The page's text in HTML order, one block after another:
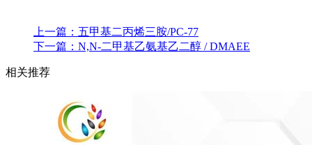
上一篇： 五甲基二丙烯三胺/PC-77
下一篇： N,N-二甲基乙氨基乙二醇 / DMAEE
相关推荐